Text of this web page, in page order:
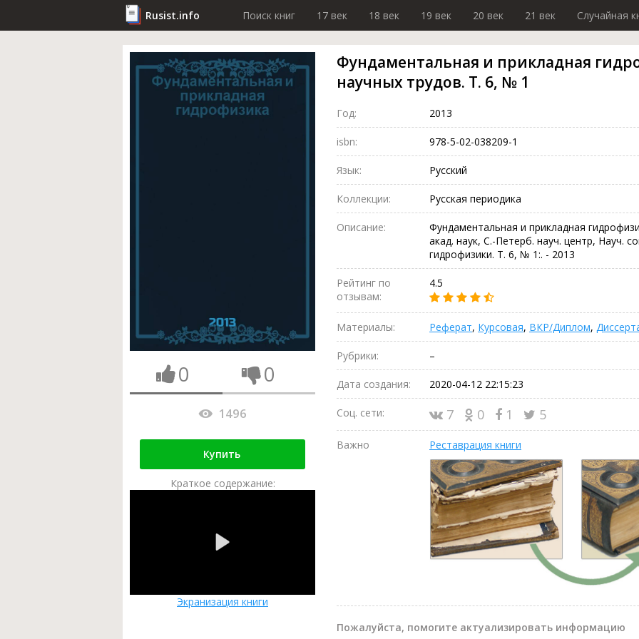
Rusist.info Поиск книг 17 век 18 век 19 век 20 век 21 век Случайная
0 0
1496
Купить
Краткое содержание:
Экранизация книги
Фундаментальная и прикладная
научных трудов. Т. 6, № 1
Год: 2013
isbn: 978-5-02-038209-1
Язык: Русский
Коллекции: Русская периодика
Описание:
Фундаментальная и прикладная
акад. наук, С.-Петерб. науч. центр, Науч.
гидрофизики. Т. 6, № 1:. - 2013
Рейтинг по
отзывам:
4.5
Материалы: Реферат, Курсовая, ВКР/Диплом,
Рубрики: –
Дата создания: 2020-04-12 22:15:23
Соц. сети: 7 0 1 5
Важно Реставрация книги
Пожалуйста, помогите актуализировать информацию